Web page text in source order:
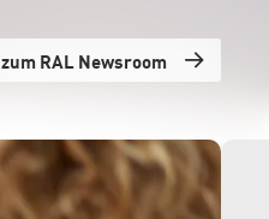
zum RAL Newsroom